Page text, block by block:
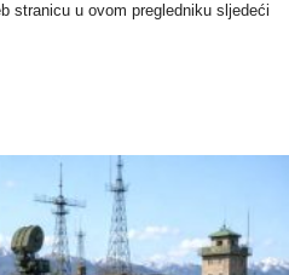
stranicu u ovom pregledniku sljedeći